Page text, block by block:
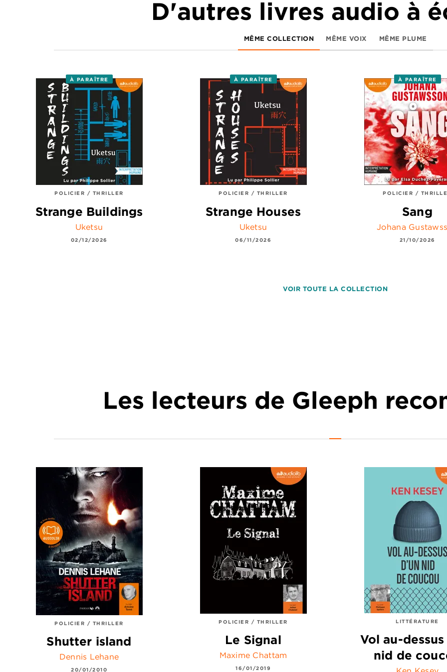
D'autres livres audio à
MÊME COLLECTION MÊME VOIX MÊME PLUME
À PARAÎTRE
POLICIER / THRILLER
Strange Buildings
Uketsu
02/12/2026
À PARAÎTRE
POLICIER / THRILLER
Strange Houses
Uketsu
06/11/2026
À PARAÎTRE
POLICIER /
Sang
Johana
21/10/2026
VOIR TOUTE LA COLLECTION
Les lecteurs de Gleeph
POLICIER / THRILLER
Shutter island
Dennis Lehane
20/01/2010
POLICIER / THRILLER
Le Signal
Maxime Chattam
16/01/2019
LITTÉRATURE
Vol au-
nid de